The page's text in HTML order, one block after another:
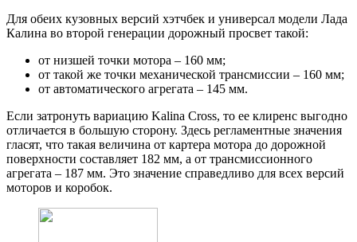
Для обеих кузовных версий хэтчбек и универсал модели Лада
Калина во второй генерации дорожный просвет такой:
от низшей точки мотора – 160 мм;
от такой же точки механической трансмиссии – 160 мм;
от автоматического агрегата – 145 мм.
Если затронуть вариацию Kalina Сross, то ее клиренс выгодно
отличается в большую сторону. Здесь регламентные значения
гласят, что такая величина от картера мотора до дорожной
поверхности составляет 182 мм, а от трансмиссионного
агрегата – 187 мм. Это значение справедливо для всех версий
моторов и коробок.